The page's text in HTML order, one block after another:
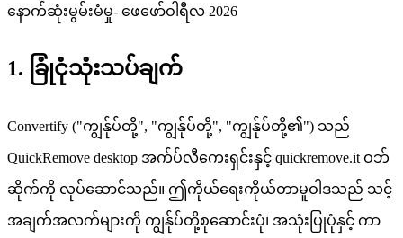
နောက်ဆုံးမွမ်းမံမှု- ဖေဖော်ဝါရီလ 2026
1. ခြုံငုံသုံးသပ်ချက်
Convertify ("ကျွန်ုပ်တို့", "ကျွန်ုပ်တို့", "ကျွန်ုပ်တို့၏") သည်
QuickRemove desktop အက်ပ်လီကေးရှင်းနှင့် quickremove.it ဝဘ်
ဆိုက်ကို လုပ်ဆောင်သည်။ ဤကိုယ်ရေးကိုယ်တာမူဝါဒသည် သင့်
အချက်အလက်များကို ကျွန်ုပ်တို့စုဆောင်းပုံ၊ အသုံးပြုပုံနှင့် ကာ